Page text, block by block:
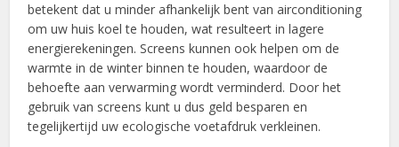
betekent dat u minder afhankelijk bent van airconditioning
om uw huis koel te houden, wat resulteert in lagere
energierekeningen. Screens kunnen ook helpen om de
warmte in de winter binnen te houden, waardoor de
behoefte aan verwarming wordt verminderd. Door het
gebruik van screens kunt u dus geld besparen en
tegelijkertijd uw ecologische voetafdruk verkleinen.